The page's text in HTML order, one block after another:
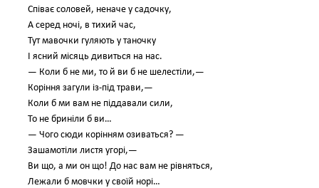
Співає соловей, неначе у садочку,
А серед ночі, в тихий час,
Тут мавочки гуляють у таночку
І ясний місяць дивиться на нас.
— Коли б не ми, то й ви б не шелестіли,—
Коріння загули із-під трави,—
Коли б ми вам не піддавали сили,
То не бриніли б ви…
— Чого сюди корінням озиваться? —
Зашамотіли листя угорі,—
Ви що, а ми он що! До нас вам не рівняться,
Лежали б мовчки у своїй норі…